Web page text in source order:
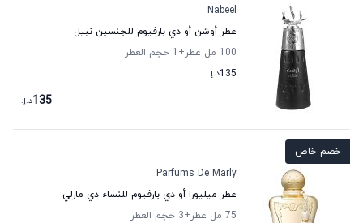
Nabeel
عطر أوشن أو دي بارفيوم للجنسين نبيل
100 مل عطر
+1
حجم العطر
135د.إ.
135د.إ.
خصم خاص
Parfums De Marly
عطر ميليورا أو دي بارفيوم للنساء دي مارلي
75 مل عطر
+3
حجم العطر